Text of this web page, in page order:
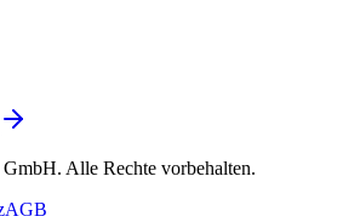
GmbH. Alle Rechte vorbehalten.
AGB